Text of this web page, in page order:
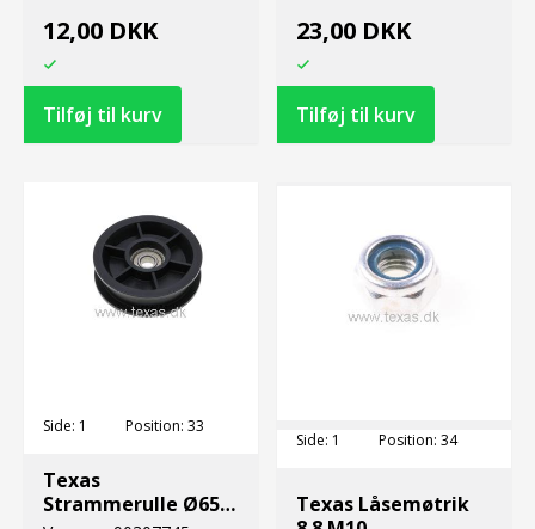
12,00 DKK 23,00 DKK
Side: 1 Position: 33
Texas
Strammerulle Ø65 -
Side: 1 Position: 34
Texas Låsemøtrik